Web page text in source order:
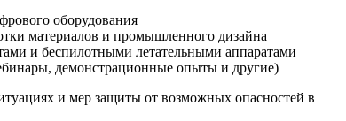
оборудования
материалов и промышленного дизайна
и беспилотными летательными аппаратами
демонстрационные опыты и другие)
и мер защиты от возможных опасностей в